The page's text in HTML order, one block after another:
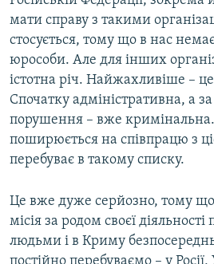
мати справу з такими
стосується, тому що в нас
юрособи. Але для інших
істотна річ. Найжахливіше – це
Спочатку адміністративна, а
порушення – вже
поширюється на співпрацю з
перебуває в такому списку.
Це вже дуже серйозно, тому
місія за родом своєї діяльності
людьми і в Криму